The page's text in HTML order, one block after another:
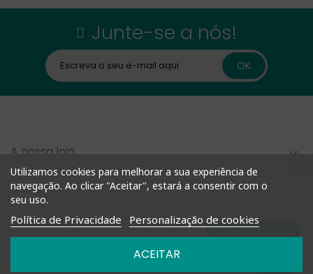
Utilizamos cookies para melhorar a sua experiência de
navegação. Ao clicar "Aceitar", estará a consentir com o
seu uso.
Política de Privacidade Personalização de cookies
ACEITAR
Junte-se a nós!
A nossa loja 
Compra Rápida
Informação